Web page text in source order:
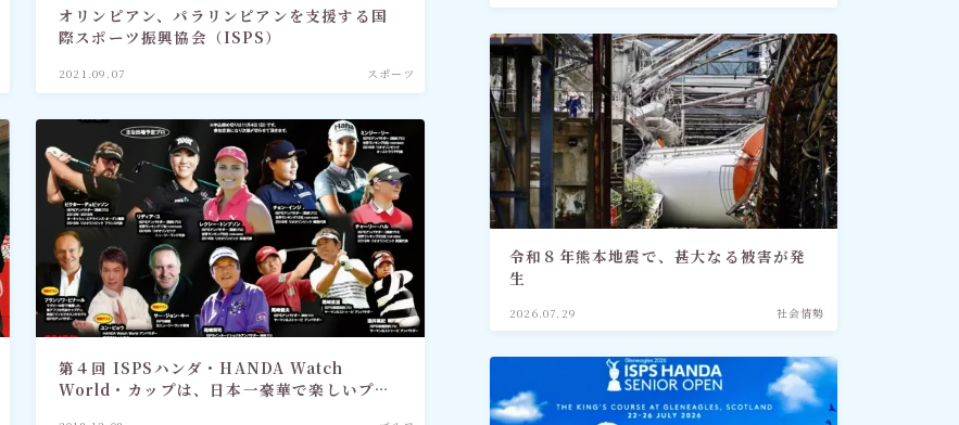
オリンピアン、パラリンピアンを支援する国
際スポーツ振興協会（ISPS）
2021.09.07 スポーツ
第４回 ISPSハンダ・HANDA Watch
World・カップは、日本一豪華で楽しいプロ
令和８年熊本地震で、甚大なる被害が発
生
2026.07.29 社会情勢